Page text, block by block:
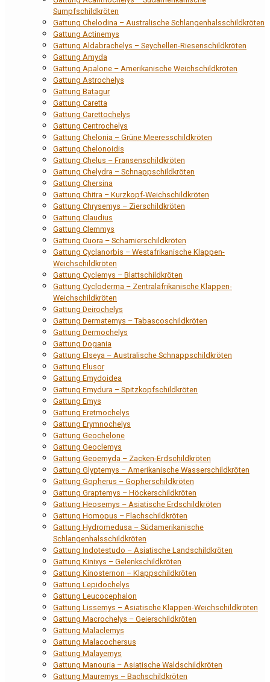
Sumpfschildkröten
Gattung Chelodina – Australische Schlangenhalsschildkröten
Gattung Actinemys
Gattung Aldabrachelys – Seychellen-Riesenschildkröten
Gattung Amyda
Gattung Apalone – Amerikanische Weichschildkröten
Gattung Astrochelys
Gattung Batagur
Gattung Caretta
Gattung Carettochelys
Gattung Centrochelys
Gattung Chelonia – Grüne Meeresschildkröten
Gattung Chelonoidis
Gattung Chelus – Fransenschildkröten
Gattung Chelydra – Schnappschildkröten
Gattung Chersina
Gattung Chitra – Kurzkopf-Weichschildkröten
Gattung Chrysemys – Zierschildkröten
Gattung Claudius
Gattung Clemmys
Gattung Cuora – Scharnierschildkröten
Gattung Cyclanorbis – Westafrikanische Klappen-
Weichschildkröten
Gattung Cyclemys – Blattschildkröten
Gattung Cycloderma – Zentralafrikanische Klappen-
Weichschildkröten
Gattung Deirochelys
Gattung Dermatemys – Tabascoschildkröten
Gattung Dermochelys
Gattung Dogania
Gattung Elseya – Australische Schnappschildkröten
Gattung Elusor
Gattung Emydoidea
Gattung Emydura – Spitzkopfschildkröten
Gattung Emys
Gattung Eretmochelys
Gattung Erymnochelys
Gattung Geochelone
Gattung Geoclemys
Gattung Geoemyda – Zacken-Erdschildkröten
Gattung Glyptemys – Amerikanische Wasserschildkröten
Gattung Gopherus – Gopherschildkröten
Gattung Graptemys – Höckerschildkröten
Gattung Heosemys – Asiatische Erdschildkröten
Gattung Homopus – Flachschildkröten
Gattung Hydromedusa – Südamerikanische
Schlangenhalsschildkröten
Gattung Indotestudo – Asiatische Landschildkröten
Gattung Kinixys – Gelenkschildkröten
Gattung Kinosternon – Klappschildkröten
Gattung Lepidochelys
Gattung Leucocephalon
Gattung Lissemys – Asiatische Klappen-Weichschildkröten
Gattung Macrochelys – Geierschildkröten
Gattung Malaclemys
Gattung Malacochersus
Gattung Malayemys
Gattung Manouria – Asiatische Waldschildkröten
Gattung Mauremys – Bachschildkröten